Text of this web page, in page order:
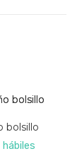
bolsillo